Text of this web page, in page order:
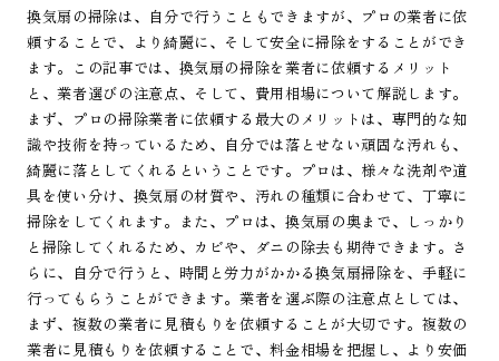
換気扇の掃除は、自分で行うこともできますが、プロの業者に依
頼することで、より綺麗に、そして安全に掃除をすることができ
ます。この記事では、換気扇の掃除を業者に依頼するメリット
と、業者選びの注意点、そして、費用相場について解説します。
まず、プロの掃除業者に依頼する最大のメリットは、専門的な知
識や技術を持っているため、自分では落とせない頑固な汚れも、
綺麗に落としてくれるということです。プロは、様々な洗剤や道
具を使い分け、換気扇の材質や、汚れの種類に合わせて、丁寧に
掃除をしてくれます。また、プロは、換気扇の奥まで、しっかり
と掃除してくれるため、カビや、ダニの除去も期待できます。さ
らに、自分で行うと、時間と労力がかかる換気扇掃除を、手軽に
行ってもらうことができます。業者を選ぶ際の注意点としては、
まず、複数の業者に見積もりを依頼することが大切です。複数の
業者に見積もりを依頼することで、料金相場を把握し、より安価